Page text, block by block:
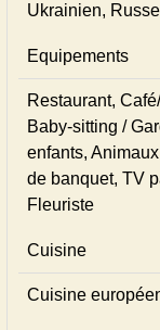
Ukrainien, Russe
Equipements
Restaurant,
Baby-sitting /
enfants,
de banquet, TV
Fleuriste
Cuisine
Cuisine